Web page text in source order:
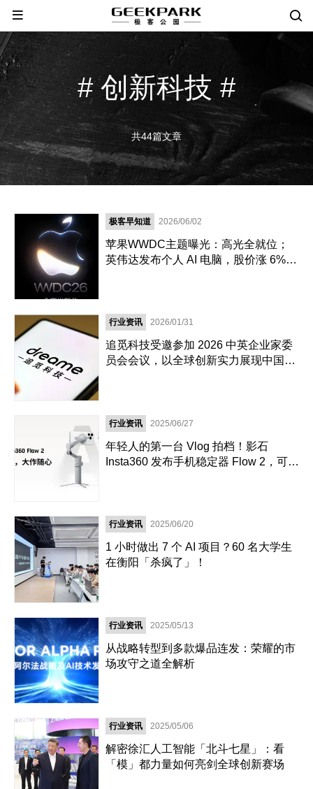
# 创新科技 #
共44篇文章
极客早知道 2026/06/02
苹果WWDC主题曝光：高光全就位；
英伟达发布个人 AI 电脑，股价涨 6%；
行业资讯 2026/01/31
追觅科技受邀参加 2026 中英企业家委
员会会议，以全球创新实力展现中国品
行业资讯 2025/06/27
年轻人的第一台 Vlog 拍档！影石
Insta360 发布手机稳定器 Flow 2，可搭
行业资讯 2025/06/20
1 小时做出 7 个 AI 项目？60 名大学生
在衡阳「杀疯了」！
行业资讯 2025/05/13
从战略转型到多款爆品连发：荣耀的市
场攻守之道全解析
行业资讯 2025/05/06
解密徐汇人工智能「北斗七星」：看
「模」都力量如何亮剑全球创新赛场